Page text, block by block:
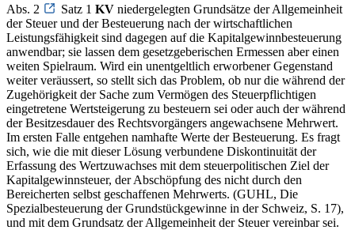
Abs. 2
Satz 1 KV niedergelegten Grundsätze der Allgemeinheit
der Steuer und der Besteuerung nach der wirtschaftlichen
Leistungsfähigkeit sind dagegen auf die Kapitalgewinnbesteuerung
anwendbar; sie lassen dem gesetzgeberischen Ermessen aber einen
weiten Spielraum. Wird ein unentgeltlich erworbener Gegenstand
weiter veräussert, so stellt sich das Problem, ob nur die während der
Zugehörigkeit der Sache zum Vermögen des Steuerpflichtigen
eingetretene Wertsteigerung zu besteuern sei oder auch der während
der Besitzesdauer des Rechtsvorgängers angewachsene Mehrwert.
Im ersten Falle entgehen namhafte Werte der Besteuerung. Es fragt
sich, wie die mit dieser Lösung verbundene Diskontinuität der
Erfassung des Wertzuwachses mit dem steuerpolitischen Ziel der
Kapitalgewinnsteuer, der Abschöpfung des nicht durch den
Bereicherten selbst geschaffenen Mehrwerts. (GUHL, Die
Spezialbesteuerung der Grundstückgewinne in der Schweiz, S. 17),
und mit dem Grundsatz der Allgemeinheit der Steuer vereinbar sei.